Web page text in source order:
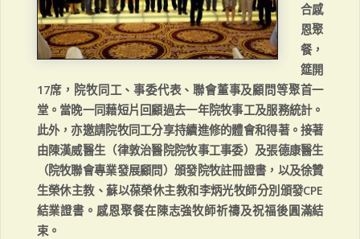
合感
恩聚
餐，
筵開
17席，院牧同工、事委代表、聯會董事及顧問等聚首一
堂。當晚一同藉短片回顧過去一年院牧事工及服務統計。
此外，亦邀請院牧同工分享持續進修的體會和得著。接著
由陳漢威醫生（律敦治醫院院牧事工事委）及張德康醫生
（院牧聯會專業發展顧問）頒發院牧註冊證書，以及徐贊
生榮休主教、蘇以葆榮休主教和李炳光牧師分別頒發CPE
結業證書。感恩聚餐在陳志強牧師祈禱及祝福後圓滿結
束。